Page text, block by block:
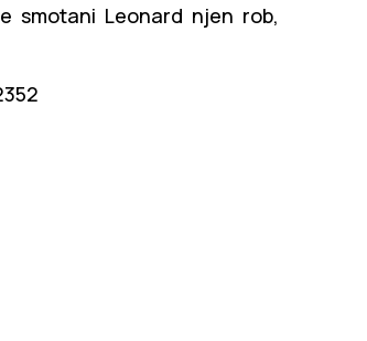
smotani Leonard njen rob,